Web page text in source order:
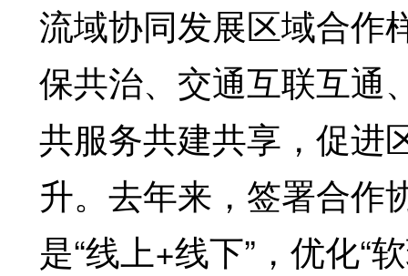
流域协同发展区域合作
保共治、交通互联互通
共服务共建共享，促进
升。去年来，签署合作
是“线上+线下”，优化“